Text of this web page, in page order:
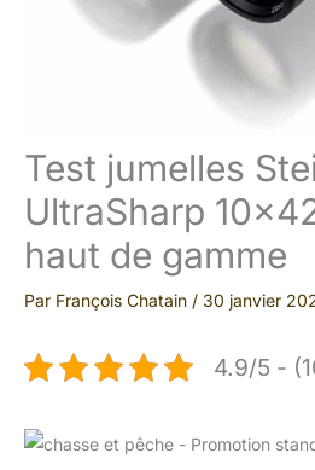
Test jumelles
UltraSharp
haut de gamme
Par François Chatain / 30 janvier
4.9/5 -